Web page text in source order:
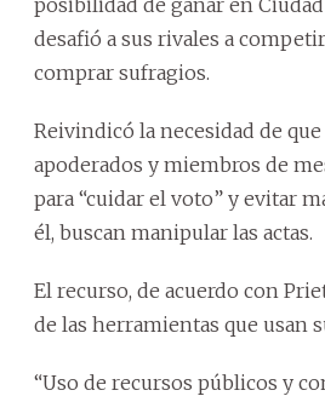
desafió a sus rivales a
comprar sufragios.
Reivindicó la necesidad de
apoderados y miembros de
para “cuidar el voto” y evitar
él, buscan manipular las actas.
El recurso, de acuerdo con
de las herramientas que usan
“Uso de recursos públicos y